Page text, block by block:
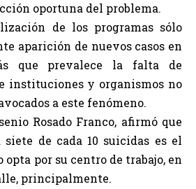
oportuna del problema.
de los programas sólo
aparición de nuevos casos en
que prevalece la falta de
instituciones y organismos no
a este fenómeno.
Rosado Franco, afirmó que
de cada 10 suicidas es el
opta por su centro de trabajo, en
principalmente.